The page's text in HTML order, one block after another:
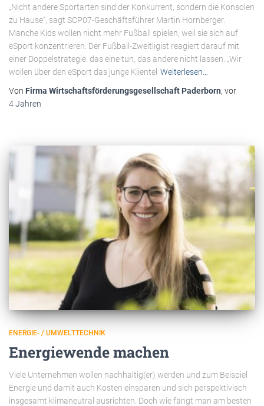
„Nicht andere Sportarten sind der Konkurrent, sondern die Konsolen
zu Hause“, sagt SCP07-Geschäftsführer Martin Hornberger.
Manche Kids wollen nicht mehr Fußball spielen, weil sie sich auf
eSport konzentrieren. Der Fußball-Zweitligist reagiert darauf mit
einer Doppelstrategie: das eine tun, das andere nicht lassen. „Wir
wollen über den eSport das junge Klientel Weiterlesen…
Von Firma Wirtschaftsförderungsgesellschaft Paderborn, vor
4 Jahren
ENERGIE- / UMWELTTECHNIK
Energiewende machen
Viele Unternehmen wollen nachhaltig(er) werden und zum Beispiel
Energie und damit auch Kosten einsparen und sich perspektivisch
insgesamt klimaneutral ausrichten. Doch wie fängt man am besten